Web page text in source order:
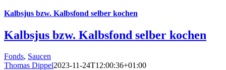
Kalbsjus bzw. Kalbsfond selber kochen
Kalbsjus bzw. Kalbsfond selber kochen
Fonds, Saucen
Thomas Dippel2023-11-24T12:00:36+01:00